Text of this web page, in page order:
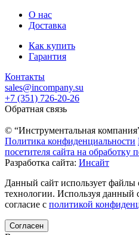
О нас
Доставка
Как купить
Гарантия
Контакты
sales@incompany.su
+7 (351) 726-20-26
Обратная связь
© “Инструментальная
Политика конфиденциальности
посетителя сайта на обработку
Разработка сайта: Инсайт
Данный сайт использует
технологии. Используя данный
согласие с политикой
Согласен